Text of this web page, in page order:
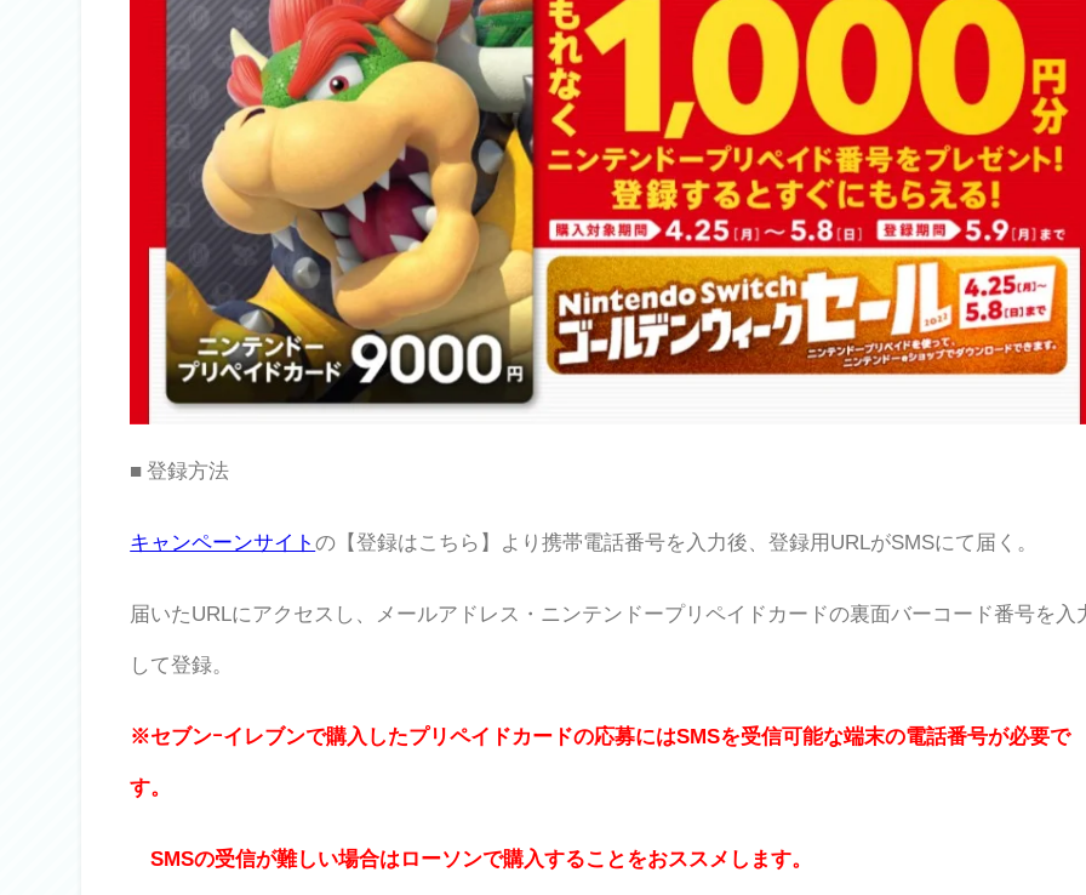
■ 登録方法
キャンペーンサイトの【登録はこちら】より携帯電話番号を入力後、登録用URLがSMSにて届く。
届いたURLにアクセスし、メールアドレス・ニンテンドープリペイドカードの裏面バーコード番号を入
して登録。
※セブンｰイレブンで購入したプリペイドカードの応募にはSMSを受信可能な端末の電話番号が必要で
す。
SMSの受信が難しい場合はローソンで購入することをおススメします。